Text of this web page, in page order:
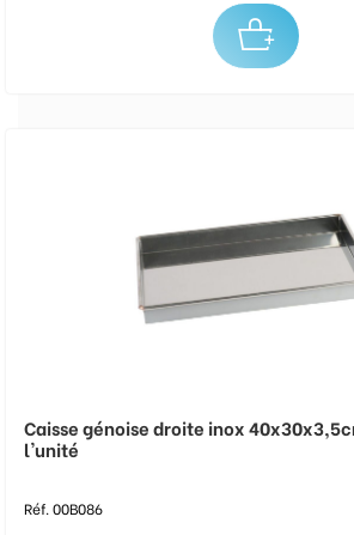
Caisse génoise droite inox
l'unité
Réf. 00B086